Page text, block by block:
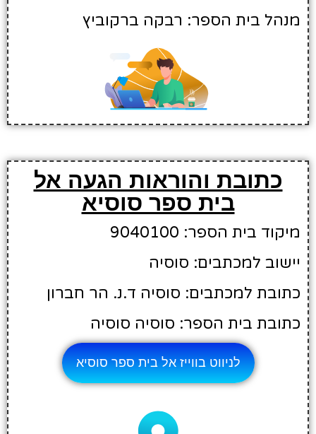
מנהל בית הספר: רבקה ברקוביץ
כתובת והוראות הגעה אל
בית ספר סוסיא
מיקוד בית הספר: 9040100
יישוב למכתבים: סוסיה
כתובת למכתבים: סוסיה ד.נ. הר חברון
כתובת בית הספר: סוסיה סוסיה
לניווט בווייז אל בית ספר סוסיא